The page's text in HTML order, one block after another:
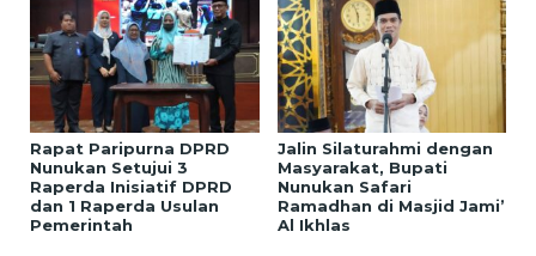
Rapat Paripurna DPRD
Nunukan Setujui 3
Raperda Inisiatif DPRD
dan 1 Raperda Usulan
Pemerintah
Jalin Silaturahmi dengan
Masyarakat, Bupati
Nunukan Safari
Ramadhan di Masjid Jami’
Al Ikhlas